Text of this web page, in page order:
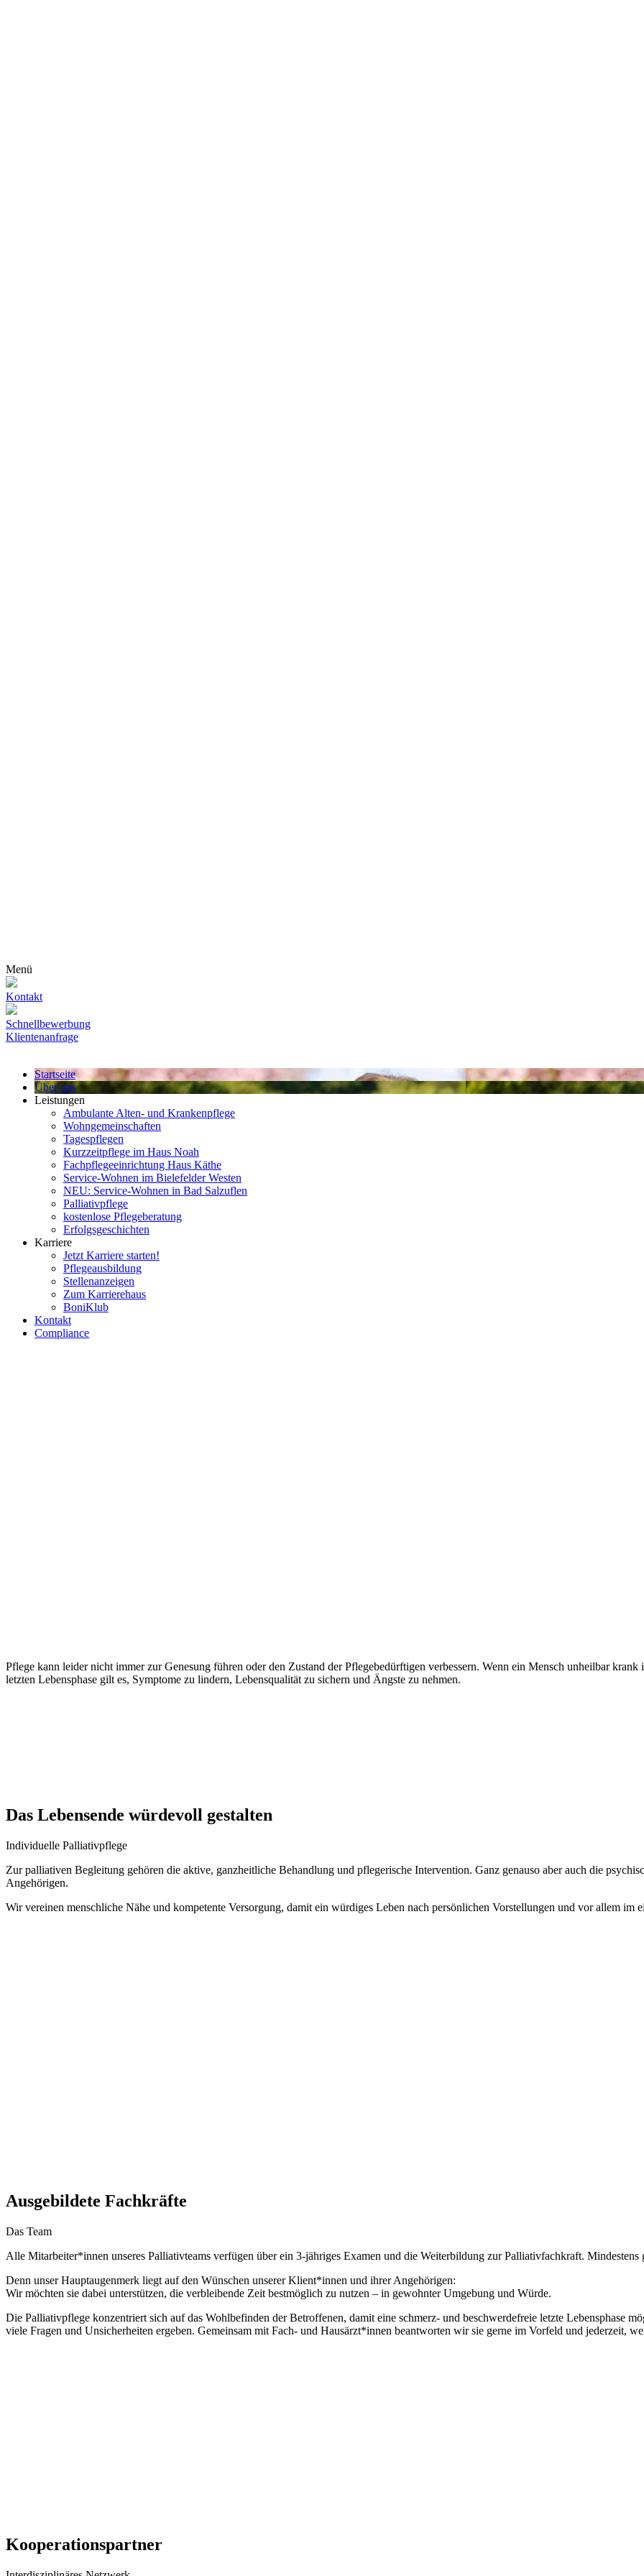
Menü
Kontakt
Schnellbewerbung
Klientenanfrage
Startseite
Über uns
Leistungen
Ambulante Alten- und Krankenpflege
Wohn­gemeinschaften
Tagespflegen
Kurzzeitpflege im Haus Noah
Fachpflegeeinrichtung Haus Käthe
Service-Wohnen im Bielefelder Westen
NEU: Service-Wohnen in Bad Salzuflen
Palliativpflege
kostenlose Pflegeberatung
Erfolgsgeschichten
Karriere
Jetzt Karriere starten!
Pflege­ausbildung
Stellenanzeigen
Zum Karrierehaus
BoniKlub
Kontakt
Compliance
Pflege kann leider nicht immer zur Genesung führen oder den Zustand der Pflegebedürftigen verbessern. Wenn ein Mensch unheilbar
letzten Lebensphase gilt es, Symptome zu lindern, Lebensqualität zu sichern und Ängste zu nehmen.
Das Lebensende würdevoll gestalten
Individuelle Palliativpflege
Zur palliativen Begleitung gehören die aktive, ganzheitliche Behandlung und pflegerische Intervention. Ganz genauso aber auch die
Angehörigen.
Wir vereinen menschliche Nähe und kompetente Versorgung, damit ein würdiges Leben nach persönlichen Vorstellungen und vor allem im
Ausgebildete Fachkräfte
Das Team
Alle Mitarbeiter*innen unseres Palliativteams verfügen über ein 3-jähriges Examen und die Weiterbildung zur Palliativfachkraft.
Denn unser Hauptaugenmerk liegt auf den Wünschen unserer Klient*innen und ihrer Angehörigen:
Wir möchten sie dabei unterstützen, die verbleibende Zeit bestmöglich zu nutzen – in gewohnter Umgebung und Würde.
Die Palliativpflege konzentriert sich auf das Wohlbefinden der Betroffenen, damit eine schmerz- und beschwerdefreie letzte Lebensphase
viele Fragen und Unsicherheiten ergeben. Gemeinsam mit Fach- und Hausärzt*innen beantworten wir sie gerne im Vorfeld und jederzeit,
Kooperationspartner